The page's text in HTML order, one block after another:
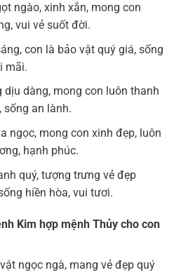
ngào, xinh xắn, mong con
vui vẻ suốt đời.
con là bảo vật quý giá, sống
mãi.
dịu dàng, mong con luôn thanh
sống an lành.
ngọc, mong con xinh đẹp, luôn
hạnh phúc.
quý, tượng trưng vẻ đẹp
hiền hòa, vui tươi.
Kim hợp mệnh Thủy cho con
ngọc ngà, mang vẻ đẹp quý